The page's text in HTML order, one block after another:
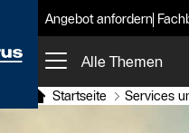
Angebot anfordern
Alle Themen
Startseite Services